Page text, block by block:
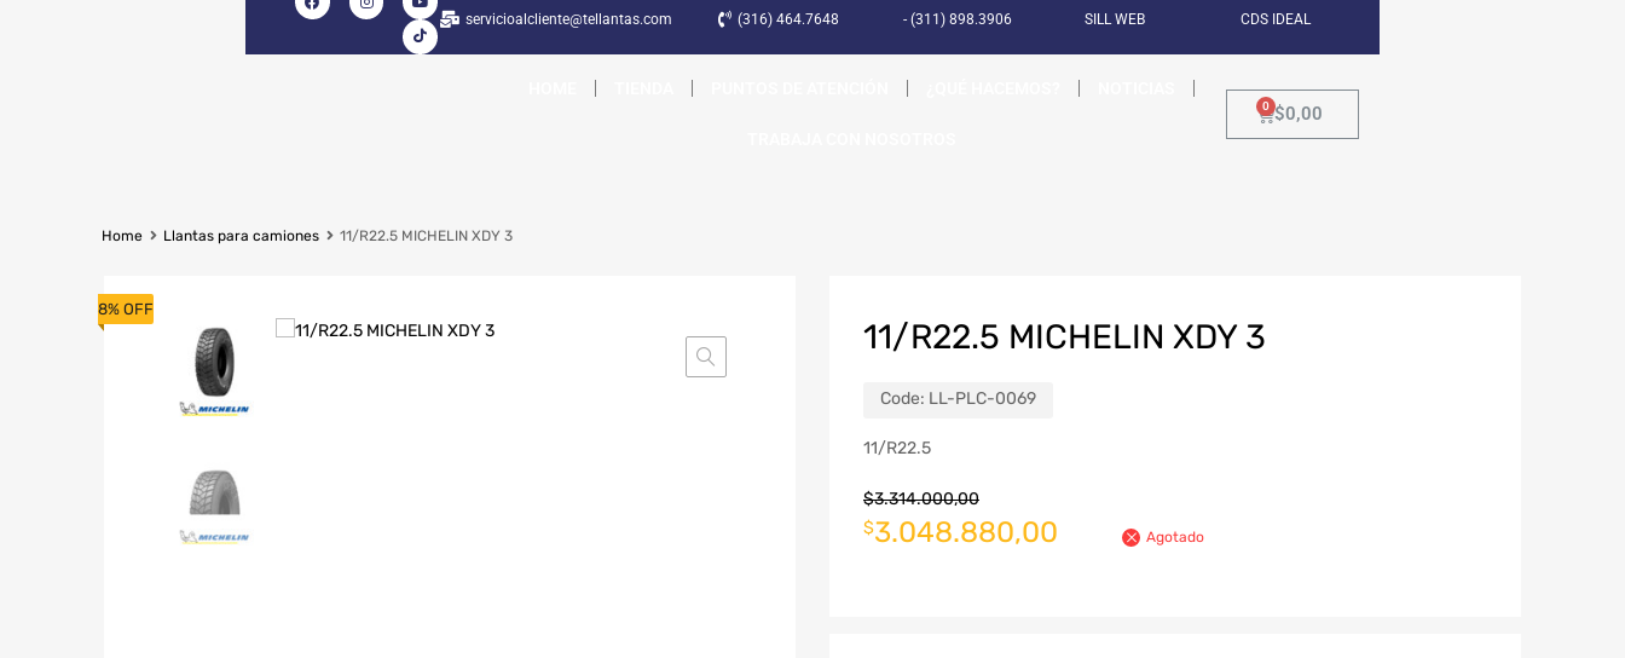
servicioalcliente@tellantas.com (316) 464.7648 - (311) 898.3906 SILL WEB CDS IDEAL
$0,00
Home Llantas para camiones 11/R22.5 MICHELIN XDY 3
8% OFF
11/R22.5 MICHELIN XDY 3
Code: LL-PLC-0069
11/R22.5
$3.314.000,00
$3.048.880,00 Agotado